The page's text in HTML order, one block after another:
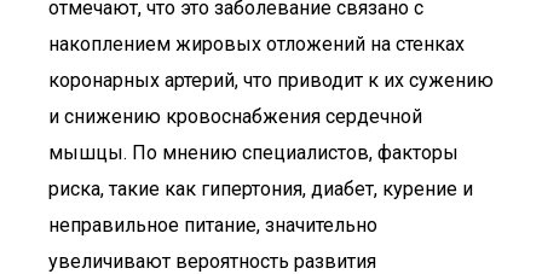
отмечают, что это заболевание связано с
накоплением жировых отложений на стенках
коронарных артерий, что приводит к их сужению
и снижению кровоснабжения сердечной
мышцы. По мнению специалистов, факторы
риска, такие как гипертония, диабет, курение и
неправильное питание, значительно
увеличивают вероятность развития